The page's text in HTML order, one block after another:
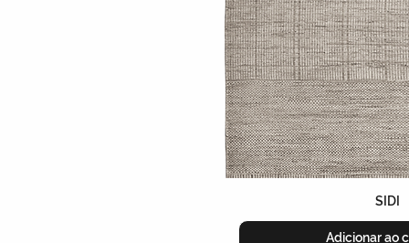
SIDI
Adicionar ao